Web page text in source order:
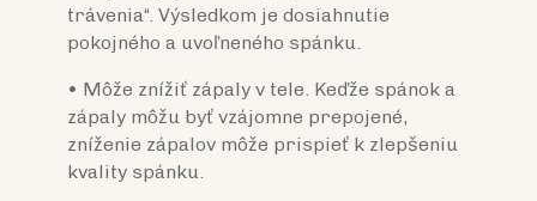
trávenia“. Výsledkom je dosiahnutie
pokojného a uvoľneného spánku.
• Môže znížiť zápaly v tele. Keďže spánok a
zápaly môžu byť vzájomne prepojené,
zníženie zápalov môže prispieť k zlepšeniu
kvality spánku.